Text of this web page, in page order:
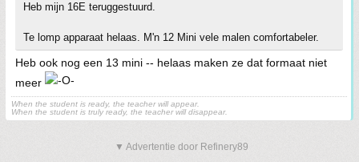
Heb mijn 16E teruggestuurd.
Te lomp apparaat helaas. M'n 12 Mini vele malen comfortabeler.
Heb ook nog een 13 mini -- helaas maken ze dat formaat niet
meer
When the student is ready, the teacher will appear.
When the student is truly ready, the teacher will disappear.
▼ Advertentie door Refinery89